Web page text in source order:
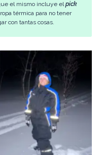
el mismo incluye elpick
térmica para no tener
con tantas cosas.
El tour de auroras que
contratamos incluía la
ropa y los accesorios para poder
disfrutar de
las temperaturas heladas de la
noche